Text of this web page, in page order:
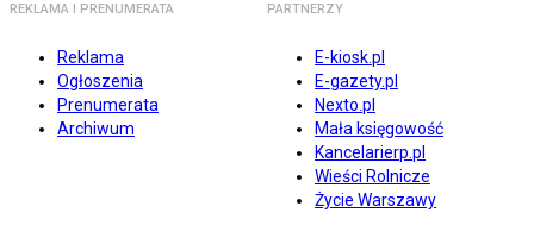
REKLAMA I PRENUMERATA
Reklama
Ogłoszenia
Prenumerata
Archiwum
PARTNERZY
E-kiosk.pl
E-gazety.pl
Nexto.pl
Mała księgowość
Kancelarierp.pl
Wieści Rolnicze
Życie Warszawy